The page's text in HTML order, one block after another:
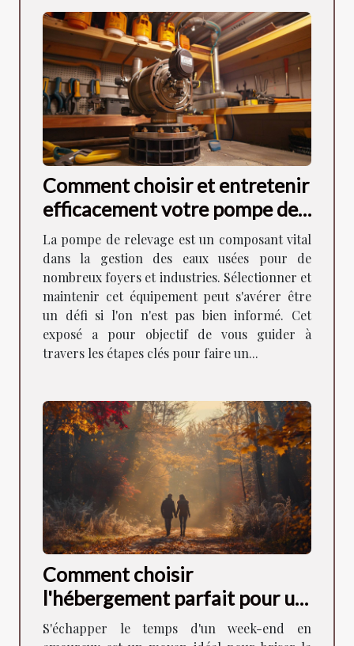
Comment choisir et entretenir
efficacement votre pompe de
relevage
La pompe de relevage est un composant vital
dans la gestion des eaux usées pour de
nombreux foyers et industries. Sélectionner et
maintenir cet équipement peut s'avérer être
un défi si l'on n'est pas bien informé. Cet
exposé a pour objectif de vous guider à
travers les étapes clés pour faire un...
Comment choisir
l'hébergement parfait pour un
week-end romantique
S'échapper le temps d'un week-end en